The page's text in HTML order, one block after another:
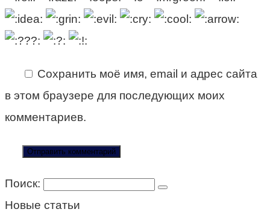
Сохранить моё имя, email и адрес сайта
в этом браузере для последующих моих
комментариев.
Поиск:
Новые статьи